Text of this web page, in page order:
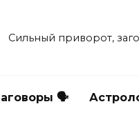
Сильный приворот,
🗣